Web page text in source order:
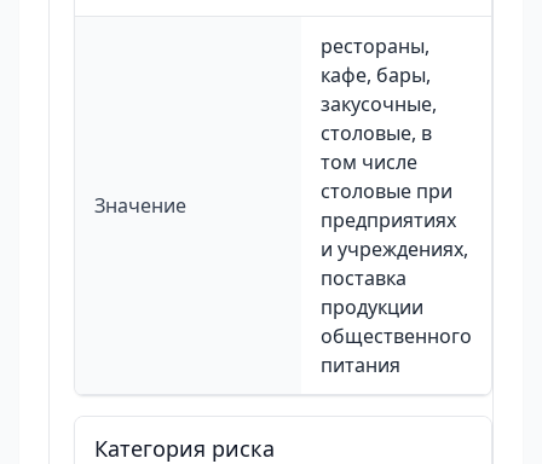
Значение
рестораны,
кафе, бары,
закусочные,
столовые, в
том числе
столовые при
предприятиях
и учреждениях,
поставка
продукции
общественного
питания
Категория риска